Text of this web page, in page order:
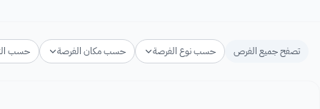
تصفح جميع الفرص حسب نوع الفرصة حسب مكان الفرصة حسب